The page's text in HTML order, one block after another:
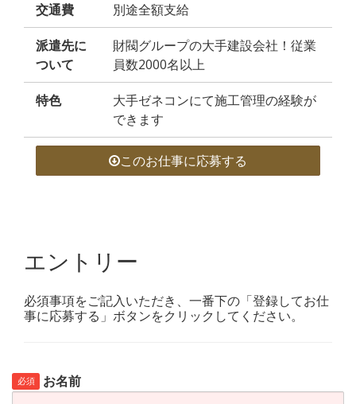
交通費 別途全額支給
派遣先に
ついて
財閥グループの大手建設会社！従業
員数2000名以上
特色
大手ゼネコンにて施工管理の経験が
できます
このお仕事に応募する
エントリー
必須事項をご記入いただき、一番下の「登録してお仕
事に応募する」ボタンをクリックしてください。
必須 お名前